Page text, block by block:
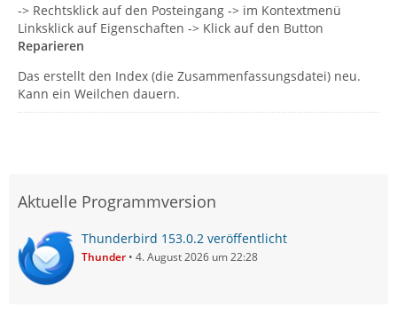
-> Rechtsklick auf den Posteingang -> im Kontextmenü
Linksklick auf Eigenschaften -> Klick auf den Button
Reparieren
Das erstellt den Index (die Zusammenfassungsdatei) neu.
Kann ein Weilchen dauern.
Aktuelle Programmversion
Thunderbird 153.0.2 veröffentlicht
Thunder 4. August 2026 um 22:28